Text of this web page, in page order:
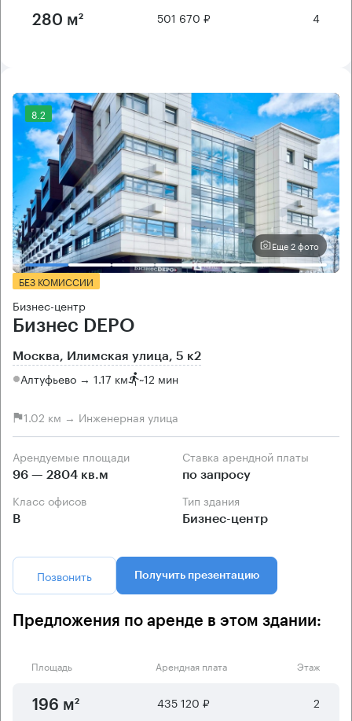
280 м² 501 670 ₽ 4
8.2
Еще 2 фото
БЕЗ КОМИССИИ
Бизнес-центр
Бизнес DEPO
Москва, Илимская улица, 5 к2
Алтуфьево → 1.17 км ~12 мин
1.02 км → Инженерная улица
Арендуемые площади
96 — 2804 кв.м
Ставка арендной платы
по запросу
Класс офисов
B
Тип здания
Бизнес-центр
Позвонить Получить презентацию
Предложения по аренде в этом здании:
Площадь Арендная плата Этаж
196 м² 435 120 ₽ 2